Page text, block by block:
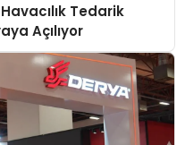
Tedarik
Açılıyor